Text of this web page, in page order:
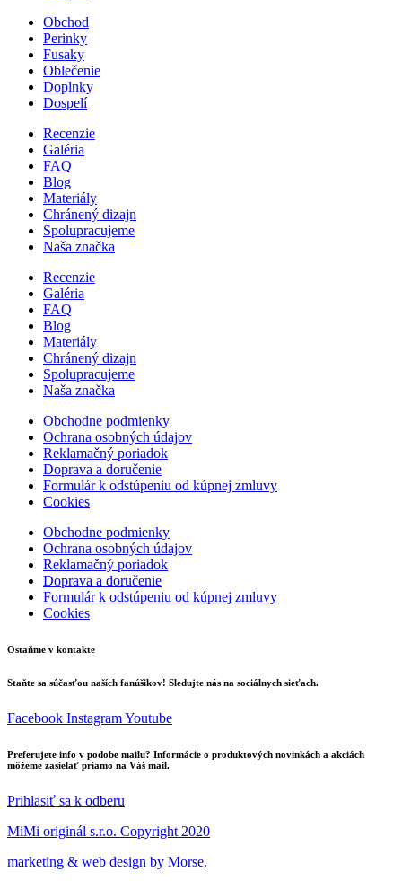
Obchod
Perinky
Fusaky
Oblečenie
Doplnky
Dospelí
Recenzie
Galéria
FAQ
Blog
Materiály
Chránený dizajn
Spolupracujeme
Naša značka
Recenzie
Galéria
FAQ
Blog
Materiály
Chránený dizajn
Spolupracujeme
Naša značka
Obchodne podmienky
Ochrana osobných údajov
Reklamačný poriadok
Doprava a doručenie
Formulár k odstúpeniu od kúpnej zmluvy
Cookies
Obchodne podmienky
Ochrana osobných údajov
Reklamačný poriadok
Doprava a doručenie
Formulár k odstúpeniu od kúpnej zmluvy
Cookies
Ostaňme v kontakte
Staňte sa súčasťou naších fanúšikov! Sledujte nás na sociálnych sieťach.
Facebook InstagramYoutube
Preferujete info v podobe mailu? Informácie o produktových novinkách a akciách
môžeme zasielať priamo na Váš mail.
Prihlasiť sa k odberu
MiMi originál s.r.o. Copyright 2020
marketing & web design by Morse.